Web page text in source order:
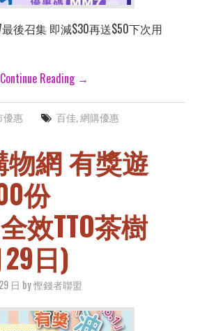
最後召集 即減$30再送$50下次用
Continue Reading →
優惠 百佳 網購優惠
網 有獎遊
份
效TTO茶樹
日)
日 by慳錢者聯盟